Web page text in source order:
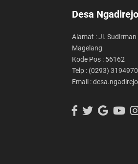
Desa Ngadirejo
Alamat : Jl.
Magelang
Kode Pos : 56162
Telp : (0293) 3194970
Email :